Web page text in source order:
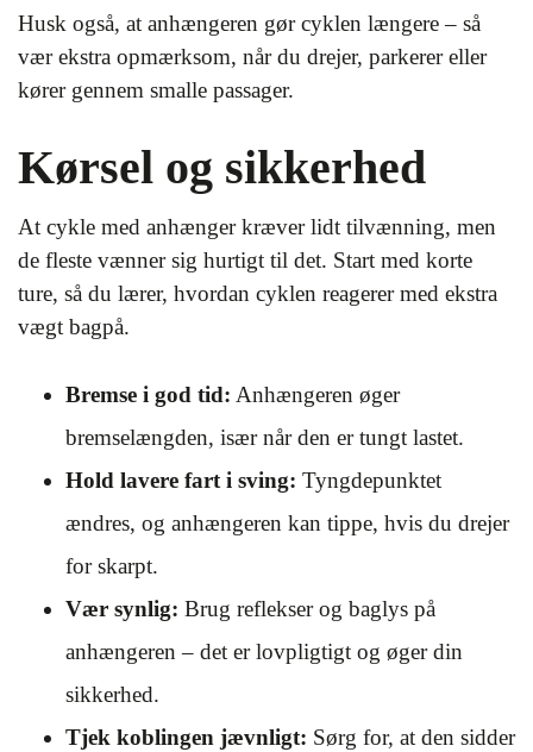
Husk også, at anhængeren gør cyklen længere – så
vær ekstra opmærksom, når du drejer, parkerer eller
kører gennem smalle passager.
Kørsel og sikkerhed
At cykle med anhænger kræver lidt tilvænning, men
de fleste vænner sig hurtigt til det. Start med korte
ture, så du lærer, hvordan cyklen reagerer med ekstra
vægt bagpå.
Bremse i god tid: Anhængeren øger
bremselængden, især når den er tungt lastet.
Hold lavere fart i sving: Tyngdepunktet
ændres, og anhængeren kan tippe, hvis du drejer
for skarpt.
Vær synlig: Brug reflekser og baglys på
anhængeren – det er lovpligtigt og øger din
sikkerhed.
Tjek koblingen jævnligt: Sørg for, at den sidder